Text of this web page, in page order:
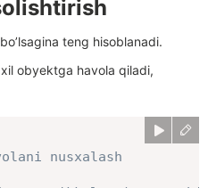
teng hisoblanadi.
obyektga havola qiladi,
nusxalash